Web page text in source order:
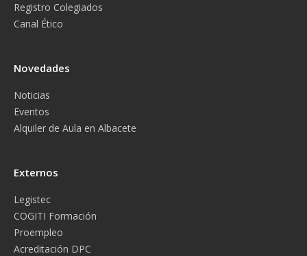
Registro Colegiados
Canal Ético
Novedades
Noticias
Eventos
Alquiler de Aula en Albacete
Externos
Legistec
COGITI Formación
Proempleo
Acreditación DPC